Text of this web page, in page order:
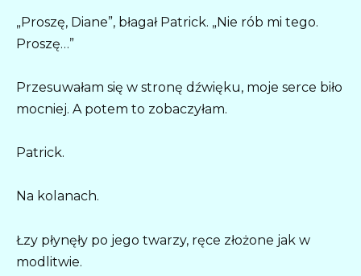
„Proszę, Diane”, błagał Patrick. „Nie rób mi tego.
Proszę…”
Przesuwałam się w stronę dźwięku, moje serce biło
mocniej. A potem to zobaczyłam.
Patrick.
Na kolanach.
Łzy płynęły po jego twarzy, ręce złożone jak w
modlitwie.